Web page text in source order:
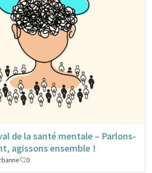
de la santé mentale – Parlons-
agissons ensemble !
0